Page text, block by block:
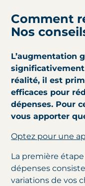
Comment
Nos
L’augmentation
significativement
réalité, il est
efficaces pour
dépenses. Pour
vous apporter
Optez pour une
La première
dépenses
variations de vos